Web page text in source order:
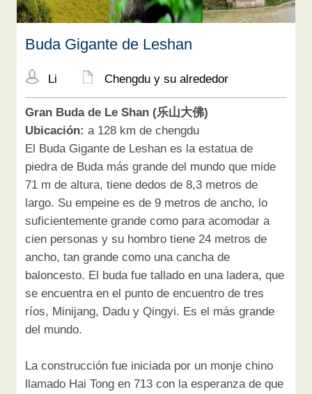
Buda Gigante de Leshan
Li Chengdu y su alrededor
Gran Buda de Le Shan (乐山大佛)
Ubicación: a 128 km de chengdu
El Buda Gigante de Leshan es la estatua de
piedra de Buda más grande del mundo que mide
71 m de altura, tiene dedos de 8,3 metros de
largo. Su empeine es de 9 metros de ancho, lo
suficientemente grande como para acomodar a
cien personas y su hombro tiene 24 metros de
ancho, tan grande como una cancha de
baloncesto. El buda fue tallado en una ladera, que
se encuentra en el punto de encuentro de tres
ríos, Minijang, Dadu y Qingyi. Es el más grande
del mundo.
La construcción fue iniciada por un monje chino
llamado Hai Tong en 713 con la esperanza de que